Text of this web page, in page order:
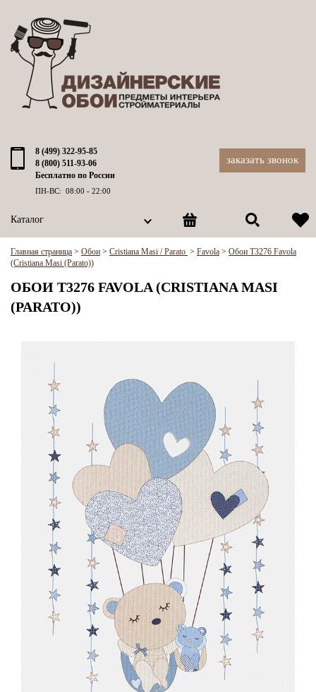
8 (499) 322-95-85
8 (800) 511-93-06
Бесплатно по России
ПН-ВС: 08:00 - 22:00
заказать звонок
Каталог
Главная страница > Обои > Cristiana Masi / Parato > Favola > Обои T3276 Favola
(Cristiana Masi (Parato))
ОБОИ T3276 FAVOLA (CRISTIANA MASI
(PARATO))